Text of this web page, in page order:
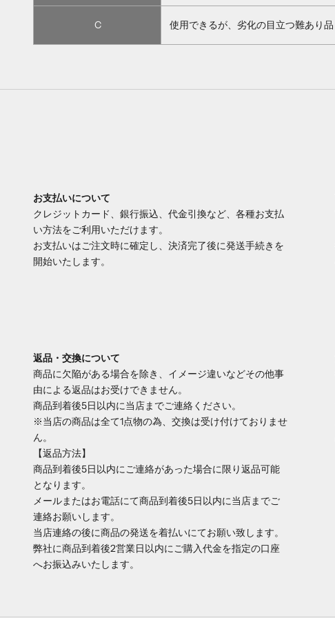
C 使用できるが、劣化の目立つ難あり品
お支払いについて
クレジットカード、銀行振込、代金引換など、各種お支払
い方法をご利用いただけます。
お支払いはご注文時に確定し、決済完了後に発送手続きを
開始いたします。
返品・交換について
商品に欠陥がある場合を除き、イメージ違いなどその他事
由による返品はお受けできません。
商品到着後5日以内に当店までご連絡ください。
※当店の商品は全て1点物の為、交換は受け付けておりませ
ん。
【返品方法】
商品到着後5日以内にご連絡があった場合に限り返品可能
となります。
メールまたはお電話にて商品到着後5日以内に当店までご
連絡お願いします。
当店連絡の後に商品の発送を着払いにてお願い致します。
弊社に商品到着後2営業日以内にご購入代金を指定の口座
へお振込みいたします。